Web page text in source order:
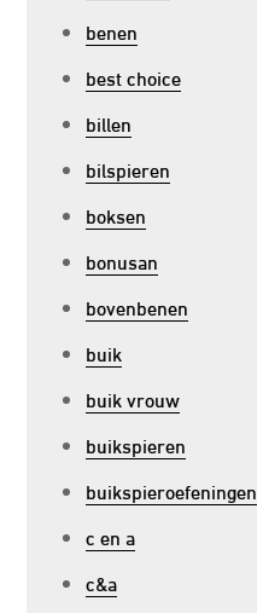
benen
best choice
billen
bilspieren
boksen
bonusan
bovenbenen
buik
buik vrouw
buikspieren
buikspieroefeningen
c en a
c&a